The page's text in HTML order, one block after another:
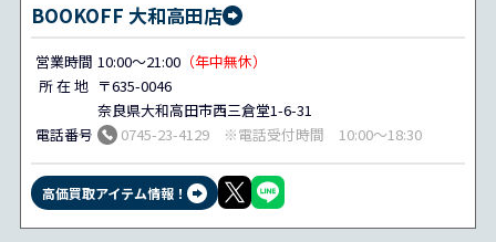
BOOKOFF 大和高田店
営業時間 10:00～21:00（年中無休）
所 在 地 〒635-0046
奈良県大和高田市西三倉堂1-6-31
電話番号
0745-23-4129 ※電話受付時間 10:00～18:30
高価買取アイテム情報！